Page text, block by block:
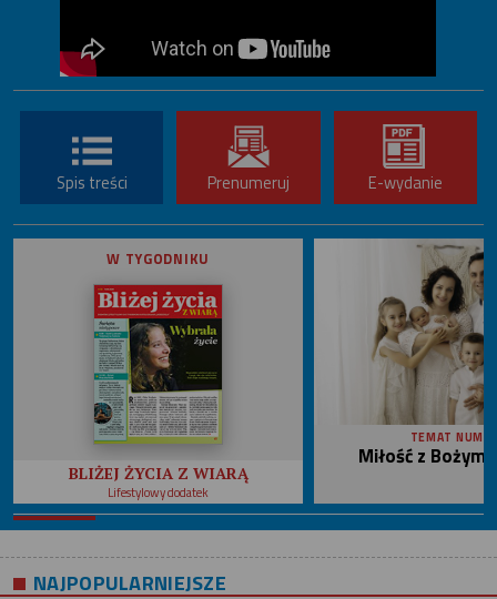
Spis treści Prenumeruj E-wydanie
W TYGODNIKU
BLIŻEJ ŻYCIA Z WIARĄ
Lifestylowy dodatek
TEMAT
Miłość z
NAJPOPULARNIEJSZE